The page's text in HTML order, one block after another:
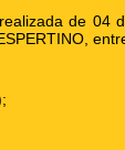
de 04